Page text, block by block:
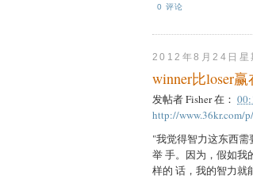
0 评论
2012年8月24日星
winner比loser赢
发帖者Fisher在：
http://www.36kr.com/
"我觉得智力这东西
举 手。因为，假如我
样的 话，我的智力就